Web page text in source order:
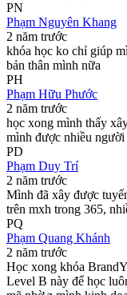
PN
Phạm Nguyên Khang
2 năm trước
khóa học ko chỉ giúp
bản thân mình nữa
PH
Phạm Hữu Phước
2 năm trước
học xong mình thấy
mình được nhiều
PD
Phạm Duy Trí
2 năm trước
Mình đã xây được
trên mxh trong 365,
PQ
Phạm Quang Khánh
2 năm trước
Học xong khóa
Level B này để học